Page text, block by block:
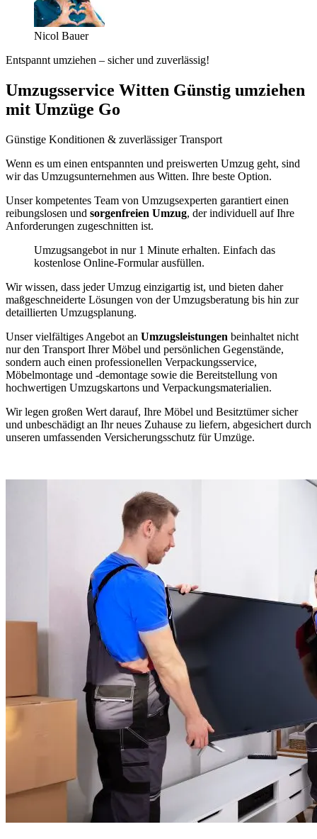
Nicol Bauer
Entspannt umziehen – sicher und zuverlässig!
Umzugsservice Witten Günstig umziehen
mit Umzüge Go
Günstige Konditionen & zuverlässiger Transport
Wenn es um einen entspannten und preiswerten Umzug geht, sind
wir das Umzugsunternehmen aus Witten. Ihre beste Option.
Unser kompetentes Team von Umzugsexperten garantiert einen
reibungslosen und sorgenfreien Umzug, der individuell auf Ihre
Anforderungen zugeschnitten ist.
Umzugsangebot in nur 1 Minute erhalten. Einfach das
kostenlose Online-Formular ausfüllen.
Wir wissen, dass jeder Umzug einzigartig ist, und bieten daher
maßgeschneiderte Lösungen von der Umzugsberatung bis hin zur
detaillierten Umzugsplanung.
Unser vielfältiges Angebot an Umzugsleistungen beinhaltet nicht
nur den Transport Ihrer Möbel und persönlichen Gegenstände,
sondern auch einen professionellen Verpackungsservice,
Möbelmontage und -demontage sowie die Bereitstellung von
hochwertigen Umzugskartons und Verpackungsmaterialien.
Wir legen großen Wert darauf, Ihre Möbel und Besitztümer sicher
und unbeschädigt an Ihr neues Zuhause zu liefern, abgesichert durch
unseren umfassenden Versicherungsschutz für Umzüge.